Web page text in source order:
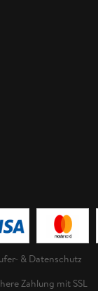
& Datenschutz
Zahlung mit SSL